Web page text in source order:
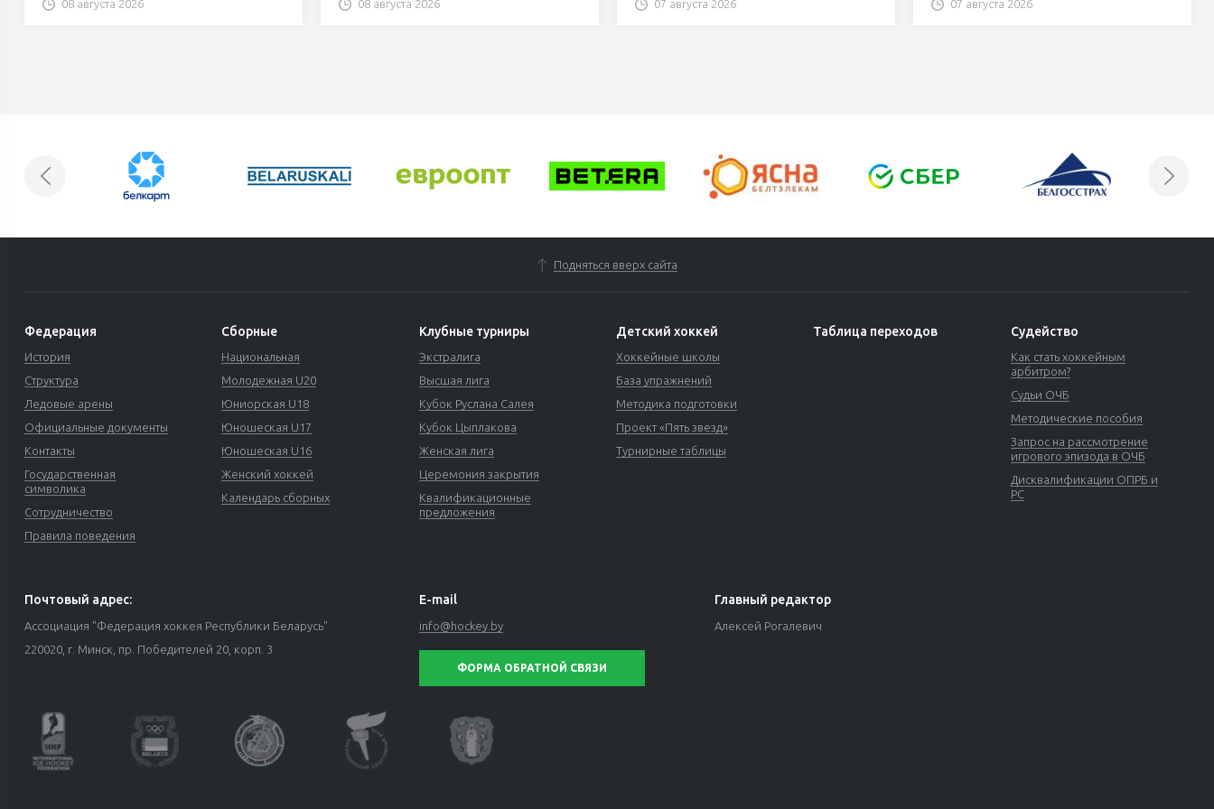
08 августа 2026 08 августа 2026 07 августа 2026 07 августа 2026
Подняться вверх сайта
Федерация
История
Структура
Ледовые арены
Официальные документы
Контакты
Государственная
символика
Сотрудничество
Правила поведения
Сборные
Национальная
Молодежная U20
Юниорская U18
Юношеская U17
Юношеская U16
Женский хоккей
Календарь сборных
Клубные турниры
Экстралига
Высшая лига
Кубок Руслана Салея
Кубок Цыплакова
Женская лига
Церемония закрытия
Квалификационные
предложения
Детский хоккей
Хоккейные школы
База упражнений
Методика подготовки
Проект «Пять звезд»
Турнирные таблицы
Таблица переходов Судейство
Как стать хоккейным
арбитром?
Судьи ОЧБ
Методические пособия
Запрос на рассмотрение
игрового эпизода в ОЧБ
Дисквалификации ОПРБ и
РС
Почтовый адрес:
Ассоциация "Федерация хоккея Республики Беларусь"
220020, г. Минск, пр. Победителей 20, корп. 3
E-mail
info@hockey.by
ФОРМА ОБРАТНОЙ СВЯЗИ
Главный редактор
Алексей Рогалевич